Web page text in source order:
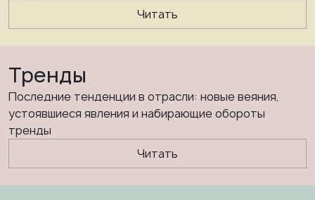
Читать
Тренды
Последние тенденции в отрасли: новые веяния,
устоявшиеся явления и набирающие обороты
тренды
Читать